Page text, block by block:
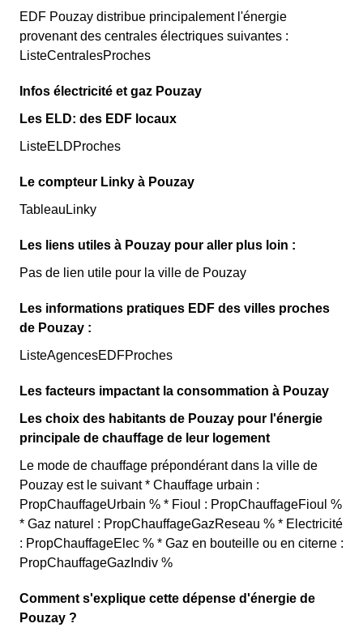
EDF Pouzay distribue principalement l'énergie
provenant des centrales électriques suivantes :
ListeCentralesProches
Infos électricité et gaz Pouzay
Les ELD: des EDF locaux
ListeELDProches
Le compteur Linky à Pouzay
TableauLinky
Les liens utiles à Pouzay pour aller plus loin :
Pas de lien utile pour la ville de Pouzay
Les informations pratiques EDF des villes proches
de Pouzay :
ListeAgencesEDFProches
Les facteurs impactant la consommation à Pouzay
Les choix des habitants de Pouzay pour l'énergie
principale de chauffage de leur logement
Le mode de chauffage prépondérant dans la ville de
Pouzay est le suivant * Chauffage urbain :
PropChauffageUrbain % * Fioul : PropChauffageFioul %
* Gaz naturel : PropChauffageGazReseau % * Electricité
: PropChauffageElec % * Gaz en bouteille ou en citerne :
PropChauffageGazIndiv %
Comment s'explique cette dépense d'énergie de
Pouzay ?